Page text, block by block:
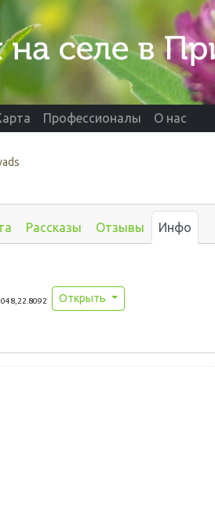
Профессионалы О нас
Рассказы Отзывы Инфо
Открыть